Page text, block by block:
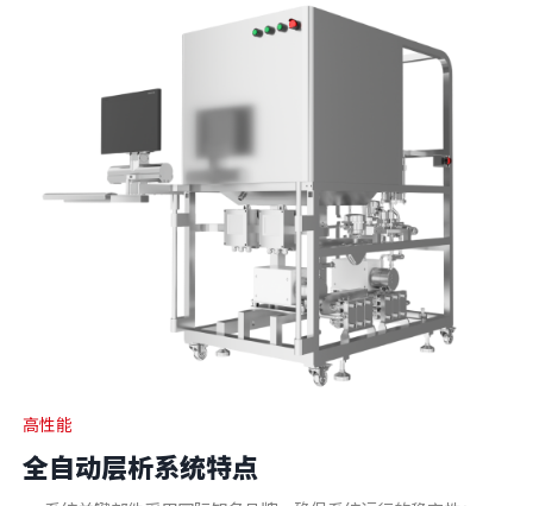
高性能
全自动层析系统特点